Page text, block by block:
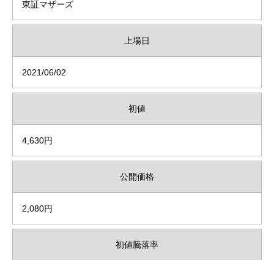
東証マザーズ
上場日
2021/06/02
初値
4,630円
公開価格
2,080円
初値騰落率